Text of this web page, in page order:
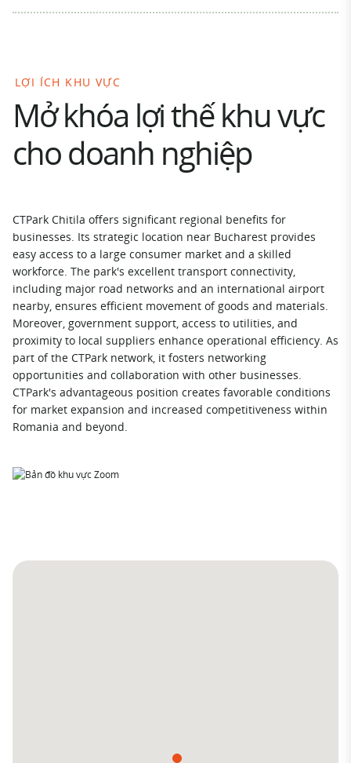
LỢI ÍCH KHU VỰC
Mở khóa lợi thế khu vực
cho doanh nghiệp
CTPark Chitila offers significant regional benefits for
businesses. Its strategic location near Bucharest provides
easy access to a large consumer market and a skilled
workforce. The park's excellent transport connectivity,
including major road networks and an international airport
nearby, ensures efficient movement of goods and materials.
Moreover, government support, access to utilities, and
proximity to local suppliers enhance operational efficiency. As
part of the CTPark network, it fosters networking
opportunities and collaboration with other businesses.
CTPark's advantageous position creates favorable conditions
for market expansion and increased competitiveness within
Romania and beyond.